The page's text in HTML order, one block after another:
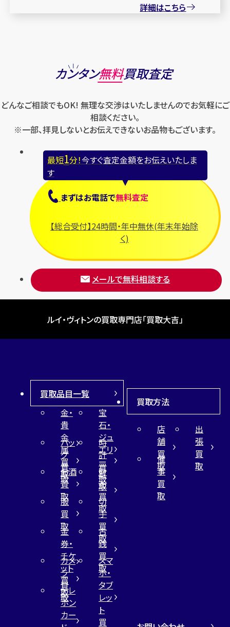
詳細はこちら
カンタン無料買取査定
どんなご相談でもOK! 無理な交渉はいたしませんのでお気軽にご
相談ください。
※一部、拝見しないとお伝えできないお品物もございます。
最短1分！今すぐ査定金額をお伝えいたしま
す
まずはお電話で無料査定
【総合受付】24時間・年中無休(年末年始除
く)
メールで無料相談する
ルイ・ヴィトンの買取専門店「買取大吉」
買取品目一覧
金・
貴
金
属
買
取
宝
石・
ジュ
エリ
ー
買
取
バッ
グ
買
取
時
計
買
取
お酒
買
取
財
布
買
取
服
買
取
切
手
買
取
金
券・
チケ
ット
買
取
古
銭
買
取
カメ
ラ
買
取
スマ
ホ・
タブ
レッ
ト
買
テレ
ホン
カー
買取方法
店
舗
買
取
出
張
買
取
催
事
買
取